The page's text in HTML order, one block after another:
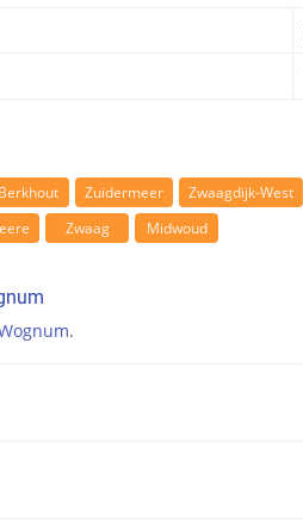
Zuidermeer
Zwaagdijk-West
Zwaag Midwoud
.